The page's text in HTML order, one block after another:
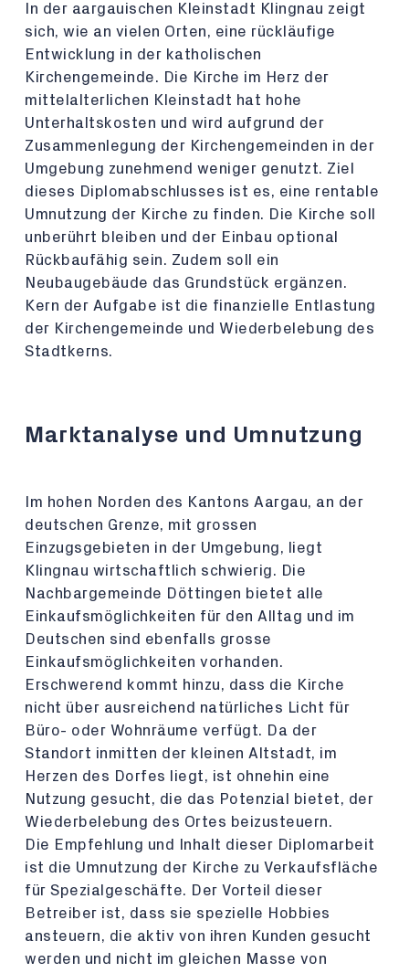
In der aargauischen Kleinstadt Klingnau zeigt
sich, wie an vielen Orten, eine rückläufige
Entwicklung in der katholischen
Kirchengemeinde. Die Kirche im Herz der
mittelalterlichen Kleinstadt hat hohe
Unterhaltskosten und wird aufgrund der
Zusammenlegung der Kirchengemeinden in der
Umgebung zunehmend weniger genutzt. Ziel
dieses Diplomabschlusses ist es, eine rentable
Umnutzung der Kirche zu finden. Die Kirche soll
unberührt bleiben und der Einbau optional
Rückbaufähig sein. Zudem soll ein
Neubaugebäude das Grundstück ergänzen.
Kern der Aufgabe ist die finanzielle Entlastung
der Kirchengemeinde und Wiederbelebung des
Stadtkerns.
Marktanalyse und Umnutzung
Im hohen Norden des Kantons Aargau, an der
deutschen Grenze, mit grossen
Einzugsgebieten in der Umgebung, liegt
Klingnau wirtschaftlich schwierig. Die
Nachbargemeinde Döttingen bietet alle
Einkaufsmöglichkeiten für den Alltag und im
Deutschen sind ebenfalls grosse
Einkaufsmöglichkeiten vorhanden.
Erschwerend kommt hinzu, dass die Kirche
nicht über ausreichend natürliches Licht für
Büro- oder Wohnräume verfügt. Da der
Standort inmitten der kleinen Altstadt, im
Herzen des Dorfes liegt, ist ohnehin eine
Nutzung gesucht, die das Potenzial bietet, der
Wiederbelebung des Ortes beizusteuern.
Die Empfehlung und Inhalt dieser Diplomarbeit
ist die Umnutzung der Kirche zu Verkaufsfläche
für Spezialgeschäfte. Der Vorteil dieser
Betreiber ist, dass sie spezielle Hobbies
ansteuern, die aktiv von ihren Kunden gesucht
werden und nicht im gleichen Masse von